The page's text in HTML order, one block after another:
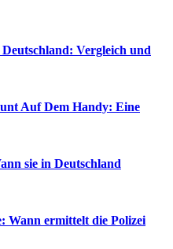
Vergleich und
Auf Dem Handy: Eine
sie in Deutschland
Wann ermittelt die Polizei